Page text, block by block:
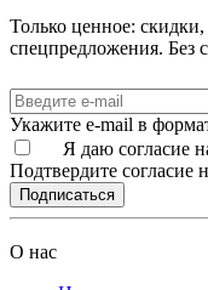
Только ценное:
спецпредложения. Без
Укажите e-mail в
Я даю согласие
Подтвердите согласие
Подписаться
О нас